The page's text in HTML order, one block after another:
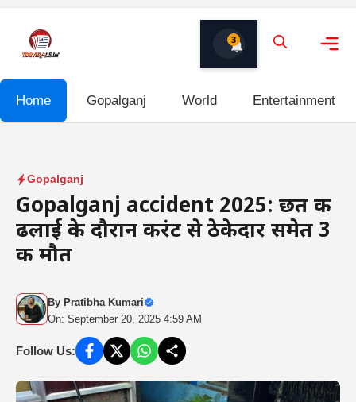
content
3
Home Gopalganj World Entertainment
Gopalganj
Gopalganj accident 2025: छत की
ढलाई के दौरान करंट से ठेकेदार समेत 3
की मौत
By Pratibha Kumari
On: September 20, 2025 4:59 AM
Follow Us: